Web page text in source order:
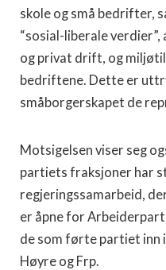
skole og små bedrifter,
“sosial-liberale
og privat drift, og
bedriftene. Dette er
småborgerskapet de
Motsigelsen viser seg
partiets fraksjoner har
regjeringssamarbeid,
er åpne for
de som førte partiet inn
Høyre og Frp.